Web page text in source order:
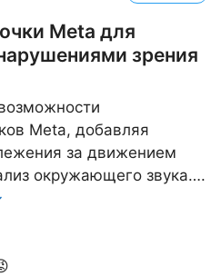
Meta для
зрения
Meta, добавляя
за движением
окружающего звука….